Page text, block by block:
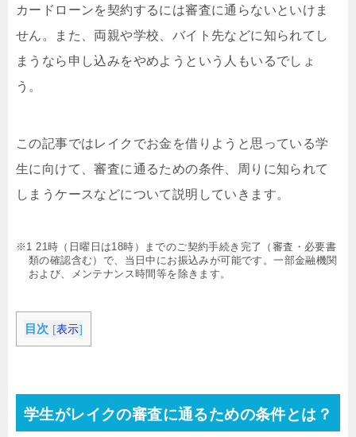
カードローンを契約するには審査に通らないといけま
せん。また、両親や学校、バイト先などに知られてし
まうなら申し込みをやめようという人もいるでしょ
う。
この記事ではレイクでお金を借りようと思っている学
生に向けて、審査に通るための条件、周りに知られて
しまうケースなどについて説明していきます。
※1 21時（日曜日は18時）までのご契約手続き完了（審査・必要書
類の確認含む）で、当日中にお振込みが可能です。一部金融機関
および、メンテナンス時間等を除きます。
目次 [表示]
学生がレイクの審査に通るための条件とは？